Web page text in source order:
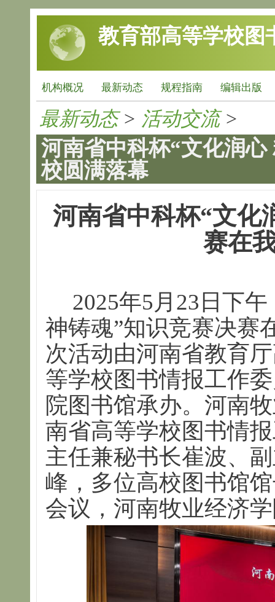
跳转到主要内容
教育部高等学校图
机构概况 最新动态 规程指南 编辑出版
最新动态> 活动交流>
河南省中科杯“文化润
校圆满落幕
河南省中科杯“文化
赛在
2025年5月23日下
神铸魂”知识竞赛决赛
次活动由河南省教育
等学校图书情报工作
院图书馆承办。河南
南省高等学校图书情
主任兼秘书长崔波、
峰，多位高校图书馆
会议，河南牧业经济